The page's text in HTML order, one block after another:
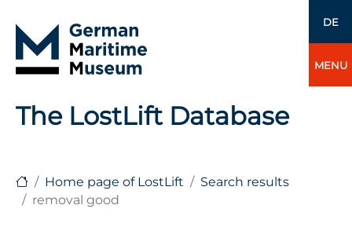
DE
MENU
The LostLift Database
Home page of LostLift
Search results
removal good